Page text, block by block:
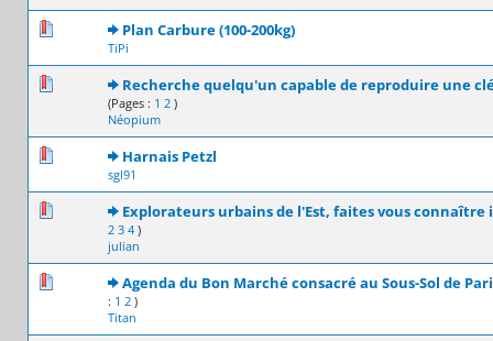
Plan Carbure (100-200kg)
TiPi
0 Votes - 0 sur 5 en moyenne
12345
Recherche quelqu'un capable de reproduire une
(Pages : 1 2 )
Néopium
0 Votes - 0 sur 5 en moyenne
12345
Harnais Petzl
sgl91
0 Votes - 0 sur 5 en moyenne
12
Explorateurs urbains de l'Est, faites vous connaître
2 3 4 )
julian
0 Votes - 0 sur 5 en moyenne
12345
Agenda du Bon Marché consacré au Sous-Sol de
: 1 2 )
Titan
0 Votes - 0 sur 5 en moyenne
123 45